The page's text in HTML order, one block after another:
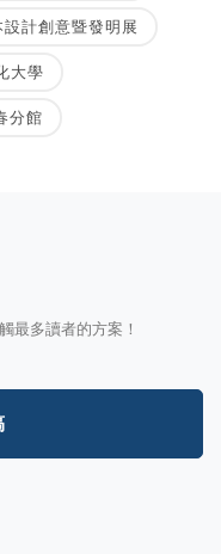
設計創意暨發明展
大學
分館
最多讀者的方案！